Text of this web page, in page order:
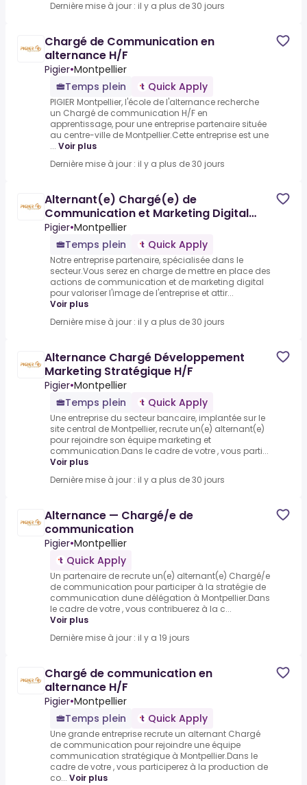
Dernière mise à jour : il y a plus de 30 jours
Chargé de Communication en
alternance H/F
Pigier•Montpellier
Temps plein
Quick Apply
PIGIER Montpellier, l'école de l'alternance recherche
un Chargé de communication H/F en
apprentissage, pour une entreprise partenaire située
au centre-ville de Montpellier.Cette entreprise est une
... Voir plus
Dernière mise à jour : il y a plus de 30 jours
Alternant(e) Chargé(e) de
Communication et Marketing Digital
(H/F)
Pigier•Montpellier
Temps plein
Quick Apply
Notre entreprise partenaire, spécialisée dans le
secteur.Vous serez en charge de mettre en place des
actions de communication et de marketing digital
pour valoriser l'image de l'entreprise et attir...
Voir plus
Dernière mise à jour : il y a plus de 30 jours
Alternance Chargé Développement
Marketing Stratégique H/F
Pigier•Montpellier
Temps plein
Quick Apply
Une entreprise du secteur bancaire, implantée sur le
site central de Montpellier, recrute un(e) alternant(e)
pour rejoindre son équipe marketing et
communication.Dans le cadre de votre , vous parti...
Voir plus
Dernière mise à jour : il y a plus de 30 jours
Alternance — Chargé/e de
communication
Pigier•Montpellier
Quick Apply
Un partenaire de recrute un(e) alternant(e) Chargé/e
de communication pour participer à la stratégie de
communication dune délégation à Montpellier.Dans
le cadre de votre , vous contribuerez à la c...
Voir plus
Dernière mise à jour : il y a 19 jours
Chargé de communication en
alternance H/F
Pigier•Montpellier
Temps plein
Quick Apply
Une grande entreprise recrute un alternant Chargé
de communication pour rejoindre une équipe
communication stratégique à Montpellier.Dans le
cadre de votre , vous participerez à la production de
co... Voir plus